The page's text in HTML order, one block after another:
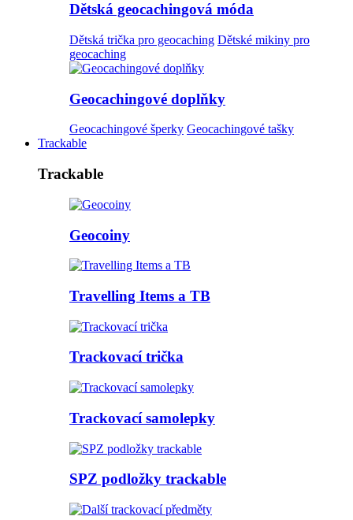
Dětská geocachingová móda
Dětská trička pro geocaching Dětské mikiny pro
geocaching
Geocachingové doplňky
Geocachingové šperky Geocachingové tašky
Trackable
Trackable
Geocoiny
Travelling Items a TB
Trackovací trička
Trackovací samolepky
SPZ podložky trackable